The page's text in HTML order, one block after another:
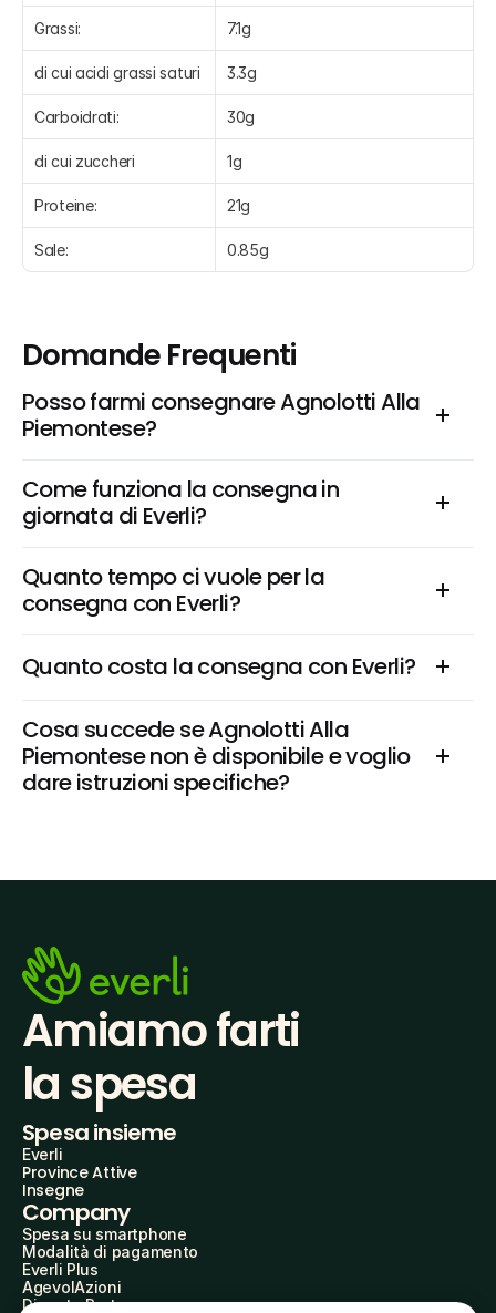
Grassi: 7.1g
di cui acidi grassi saturi 3.3g
Carboidrati: 30g
di cui zuccheri 1g
Proteine: 21g
Sale: 0.85g
Domande Frequenti
Posso farmi consegnare Agnolotti Alla
Piemontese?
Come funziona la consegna in
giornata di Everli?
Quanto tempo ci vuole per la
consegna con Everli?
Quanto costa la consegna con Everli?
Cosa succede se Agnolotti Alla
Piemontese non è disponibile e voglio
dare istruzioni specifiche?
Amiamo farti
la spesa
Spesa insieme
Everli
Province Attive
Insegne
Company
Spesa su smartphone
Modalità di pagamento
Everli Plus
AgevolAzioni
Diventa Partner